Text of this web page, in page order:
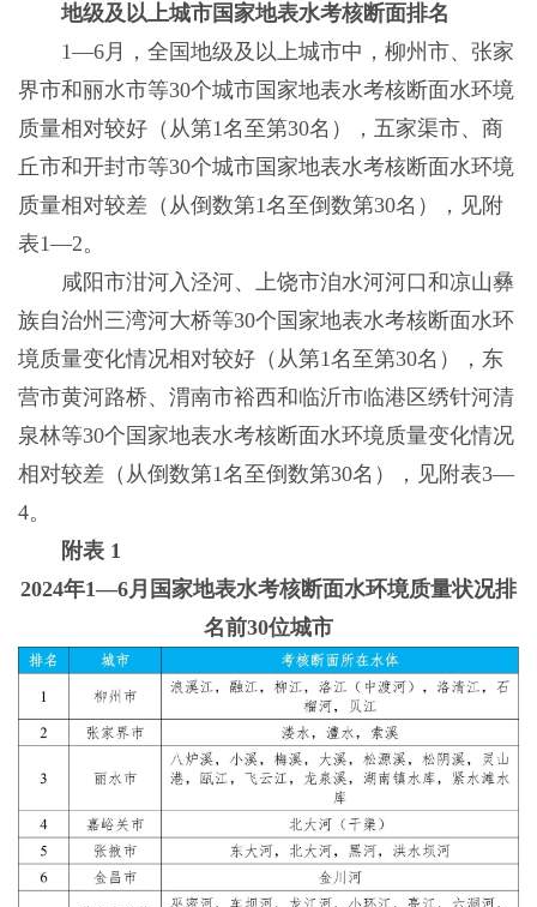
地级及以上城市国家地表水考核断面排名
1—6月，全国地级及以上城市中，柳州市、张家
界市和丽水市等30个城市国家地表水考核断面水环境
质量相对较好（从第1名至第30名），五家渠市、商
丘市和开封市等30个城市国家地表水考核断面水环境
质量相对较差（从倒数第1名至倒数第30名），见附
表1—2。
咸阳市泔河入泾河、上饶市洎水河河口和凉山彝
族自治州三湾河大桥等30个国家地表水考核断面水环
境质量变化情况相对较好（从第1名至第30名），东
营市黄河路桥、渭南市裕西和临沂市临港区绣针河清
泉林等30个国家地表水考核断面水环境质量变化情况
相对较差（从倒数第1名至倒数第30名），见附表3—
4。
附表 1
2024年1—6月国家地表水考核断面水环境质量状况排
名前30位城市